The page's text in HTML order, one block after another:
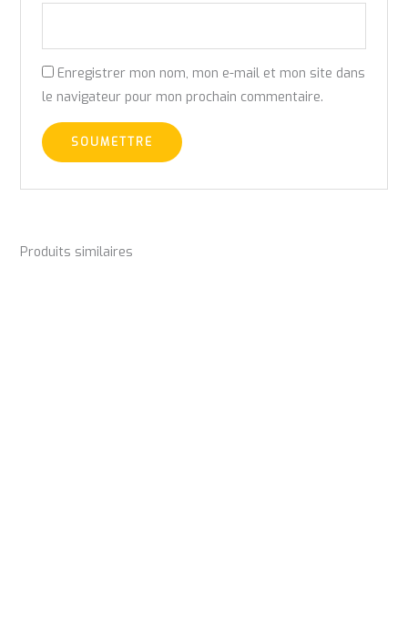
Enregistrer mon nom, mon e-mail et mon site dans
le navigateur pour mon prochain commentaire.
Produits similaires